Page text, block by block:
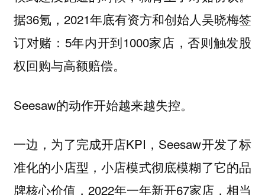
据36氪，2021年底有资方和创始人吴晓梅签
订对赌：5年内开到1000家店，否则触发股
权回购与高额赔偿。
Seesaw的动作开始越来越失控。
一边，为了完成开店KPI，Seesaw开发了标
准化的小店型，小店模式彻底模糊了它的品
牌核心价值，2022年一年新开67家店，相当